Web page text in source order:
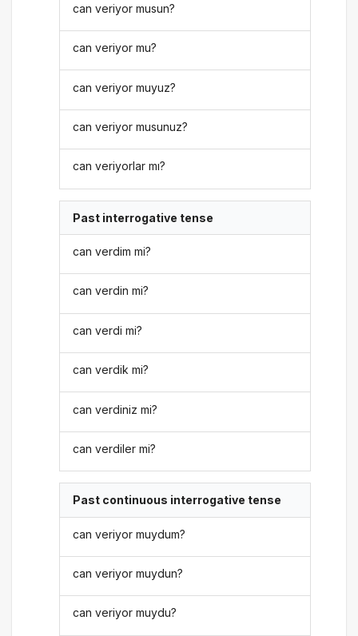
can veriyor musun?
can veriyor mu?
can veriyor muyuz?
can veriyor musunuz?
can veriyorlar mı?
Past interrogative tense
can verdim mi?
can verdin mi?
can verdi mi?
can verdik mi?
can verdiniz mi?
can verdiler mi?
Past continuous interrogative tense
can veriyor muydum?
can veriyor muydun?
can veriyor muydu?